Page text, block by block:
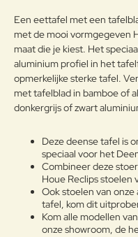
Onderhoudsadvies
Aluminium
g:
Note:HTML-
Waarderin
Verder
Een eettafel met een
met de mooi vormgegeven
maat die je kiest. Het
aluminium profiel in het
opmerkelijke sterke tafel.
met tafelblad in bamboe of
donkergrijs of zwart
Deze deense tafel is
speciaal voor het
Combineer deze
Houe Reclips stoelen
Ook stoelen van
tafel, kom dit
Kom alle modellen
onze showroom, de